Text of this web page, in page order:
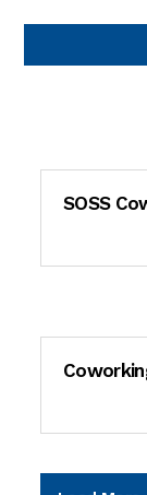
SOSS